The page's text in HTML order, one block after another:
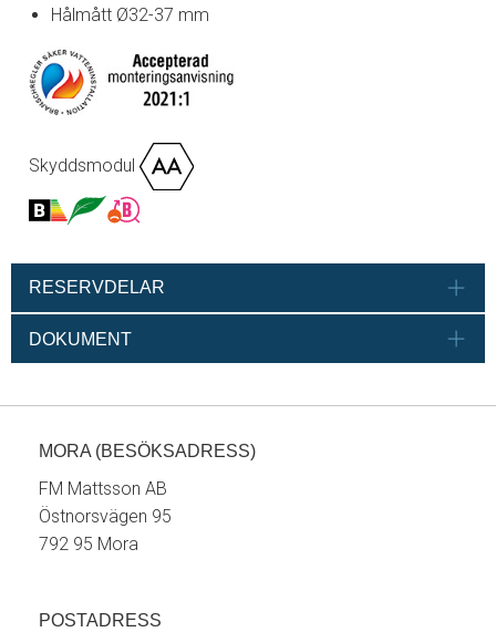
Hålmått Ø32-37 mm
Skyddsmodul
RESERVDELAR
DOKUMENT
MORA (BESÖKSADRESS)
FM Mattsson AB
Östnorsvägen 95
792 95 Mora
POSTADRESS